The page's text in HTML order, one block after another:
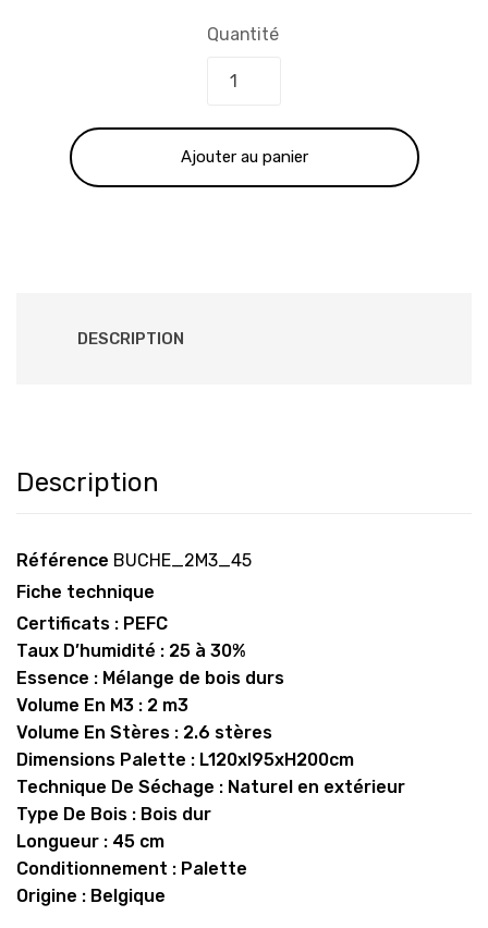
était :
309.00 €.
prix
actuel
est :
209.00 €.
Quantité
Ajouter au panier
DESCRIPTION
Description
Référence BUCHE_2M3_45
Fiche technique
Certificats : PEFC
Taux D’humidité : 25 à 30%
Essence : Mélange de bois durs
Volume En M3 : 2 m3
Volume En Stères : 2.6 stères
Dimensions Palette : L120xl95xH200cm
Technique De Séchage : Naturel en extérieur
Type De Bois : Bois dur
Longueur : 45 cm
Conditionnement : Palette
Origine : Belgique